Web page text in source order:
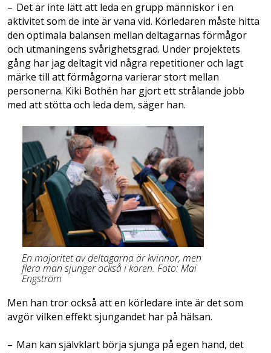
– Det är inte lätt att leda en grupp människor i en
aktivitet som de inte är vana vid. Körledaren måste hitta
den optimala ­balansen mellan deltagarnas förmågor
och utmaningens svårighetsgrad. Under projektets
gång har jag deltagit vid några repetitioner och lagt
märke till att förmågorna varierar stort mellan
personerna. Kiki Bothén har gjort ett strålande jobb
med att stötta och leda dem, säger han.
En majoritet av deltagarna är kvinnor, men
flera män sjunger också i kören. Foto: Mai
Engström
Men han tror också att en körledare inte är det som
avgör vilken effekt sjungandet har på hälsan.
– Man kan självklart börja sjunga på egen hand, det